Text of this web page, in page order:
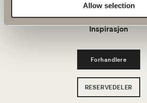
Allow selection
Bærekraft
Inspirasjon
Forhandlere
RESERVEDELER